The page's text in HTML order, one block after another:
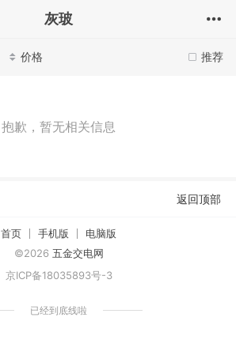
灰玻
推荐
价格
抱歉，暂无相关信息
返回顶部
首页 手机版
电脑版
©2026 五金交电网
京ICP备18035893号-3
已经到底线啦